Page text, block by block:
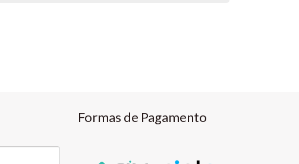
Formas de Pagamento